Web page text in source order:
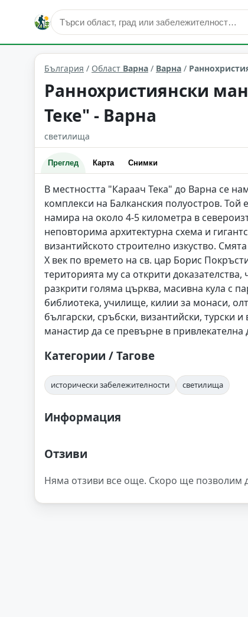
исторически забележителности Варна Област:
България / Област Варна / Варна /
Раннохристиянски
Теке" - Варна
светилища
Преглед Карта Снимки
В местността "Караач Тека" до Варна се
комплекси на Балканския полуостров.
намира на около 4-5 километра в
неповторима архитектурна схема и
византийското строително изкуство.
X век по времето на св. цар Борис
територията му са открити
разкрити голяма църква, масивна кула с
библиотека, училище, килии за монаси,
български, сръбски, византийски, турски
манастир да се превърне в привлекателна
Категории / Тагове
исторически забележителности светилища
Информация
Отзиви
Няма отзиви все още. Скоро ще позволим